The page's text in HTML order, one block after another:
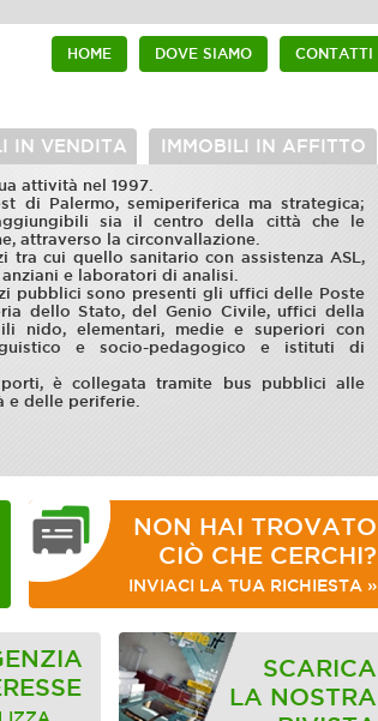
HOME DOVE SIAMO CONTATTI
IN VENDITA IMMOBILI IN AFFITTO
attività nel 1997.
di Palermo, semiperiferica ma strategica;
sia il centro della città che le
attraverso la circonvallazione.
tra cui quello sanitario con assistenza ASL,
e laboratori di analisi.
pubblici sono presenti gli uffici delle Poste
dello Stato, del Genio Civile, uffici della
nido, elementari, medie e superiori con
e socio-pedagogico e istituti di
è collegata tramite bus pubblici alle
e delle periferie.
NON HAI TROVATO
CIÒ CHE CERCHI?
INVIACI LA TUA RICHIESTA »
SCARICA
LA NOSTRA